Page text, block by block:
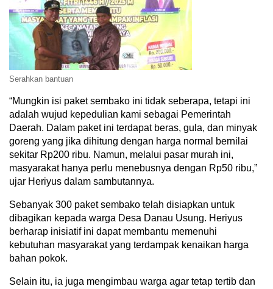
Serahkan bantuan
“Mungkin isi paket sembako ini tidak seberapa, tetapi ini
adalah wujud kepedulian kami sebagai Pemerintah
Daerah. Dalam paket ini terdapat beras, gula, dan minyak
goreng yang jika dihitung dengan harga normal bernilai
sekitar Rp200 ribu. Namun, melalui pasar murah ini,
masyarakat hanya perlu menebusnya dengan Rp50 ribu,”
ujar Heriyus dalam sambutannya.
Sebanyak 300 paket sembako telah disiapkan untuk
dibagikan kepada warga Desa Danau Usung. Heriyus
berharap inisiatif ini dapat membantu memenuhi
kebutuhan masyarakat yang terdampak kenaikan harga
bahan pokok.
Selain itu, ia juga mengimbau warga agar tetap tertib dan